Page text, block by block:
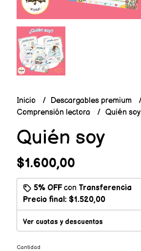
Inicio
Descargables premium
Comprensión lectora
Quién soy
Quién soy
$1.600,00
5% OFFcon Transferencia
Precio final: $1.520,00
Ver cuotas y descuentos
Cantidad